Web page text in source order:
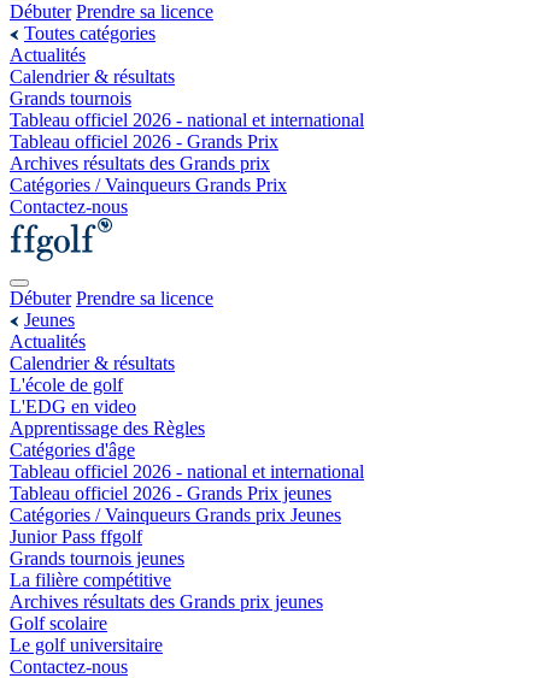
Débuter Prendre sa licence
Toutes catégories
Actualités
Calendrier & résultats
Grands tournois
Tableau officiel 2026 - national et international
Tableau officiel 2026 - Grands Prix
Archives résultats des Grands prix
Catégories / Vainqueurs Grands Prix
Contactez-nous
Débuter Prendre sa licence
Jeunes
Actualités
Calendrier & résultats
L'école de golf
L'EDG en video
Apprentissage des Règles
Catégories d'âge
Tableau officiel 2026 - national et international
Tableau officiel 2026 - Grands Prix jeunes
Catégories / Vainqueurs Grands prix Jeunes
Junior Pass ffgolf
Grands tournois jeunes
La filière compétitive
Archives résultats des Grands prix jeunes
Golf scolaire
Le golf universitaire
Contactez-nous